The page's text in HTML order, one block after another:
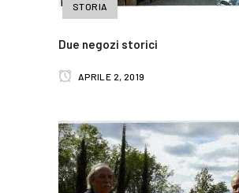
STORIA
Due negozi storici
APRILE 2, 2019